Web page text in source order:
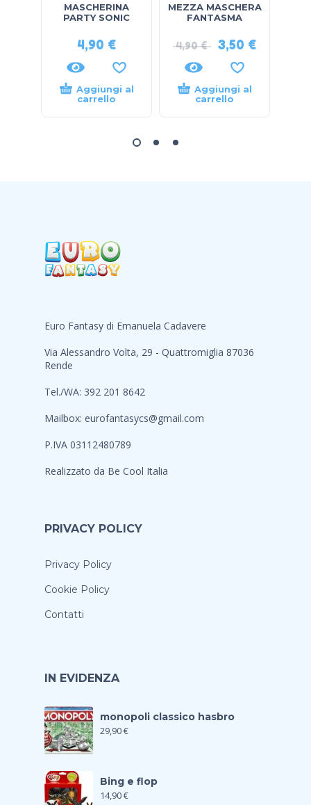
MASCHERINA
PARTY SONIC
4,90 €
Aggiungi al
carrello
MEZZA MASCHERA
FANTASMA
4,90€ 3,50 €
Aggiungi al
carrello
Euro Fantasy di Emanuela Cadavere
Via Alessandro Volta, 29 - Quattromiglia 87036
Rende
Tel./WA: 392 201 8642
Mailbox: eurofantasycs@gmail.com
P.IVA 03112480789
Realizzato da Be Cool Italia
PRIVACY POLICY
Privacy Policy
Cookie Policy
Contatti
IN EVIDENZA
monopoli classico hasbro
29,90€
Bing e flop
14,90€